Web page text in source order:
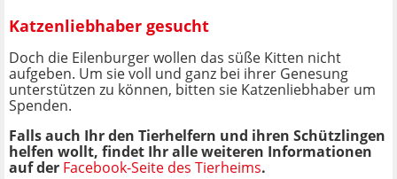
Katzenliebhaber gesucht
Doch die Eilenburger wollen das süße Kitten nicht
aufgeben. Um sie voll und ganz bei ihrer Genesung
unterstützen zu können, bitten sie Katzenliebhaber um
Spenden.
Falls auch Ihr den Tierhelfern und ihren Schützlingen
helfen wollt, findet Ihr alle weiteren Informationen
auf der Facebook-Seite des Tierheims.